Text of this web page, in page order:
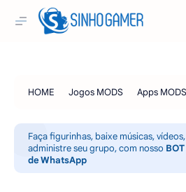
Faça figurinhas, baixe músicas, vídeos,
administre seu grupo, com nosso BOT
de WhatsApp